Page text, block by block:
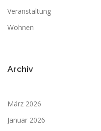
Veranstaltung
Wohnen
Archiv
März 2026
Januar 2026